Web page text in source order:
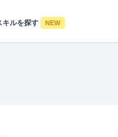
キルを探す NEW